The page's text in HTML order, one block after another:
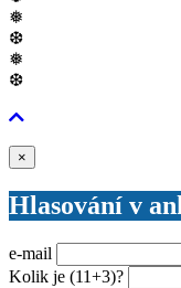
❅
❆
❅
❆
×
Hlasování v
e-mail
Kolik je (11+3)?